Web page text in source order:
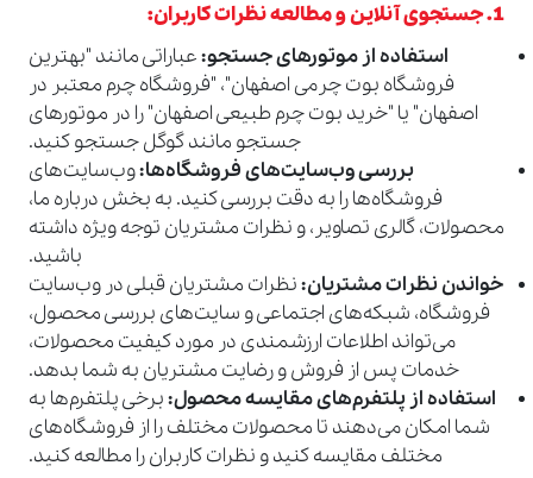
1. جستجوی آنلاین و مطالعه نظرات کاربران:
استفاده از موتورهای جستجو:عباراتی مانند "بهترین
فروشگاه بوت چرمی اصفهان"، "فروشگاه چرم معتبر در
اصفهان" یا "خرید بوت چرم طبیعی اصفهان" را در موتورهای
جستجو مانند گوگل جستجو کنید.
بررسی وب‌سایت‌های فروشگاه‌ها:وب‌سایت‌های
فروشگاه‌ها را به دقت بررسی کنید. به بخش درباره ما،
محصولات، گالری تصاویر، و نظرات مشتریان توجه ویژه داشته
باشید.
خواندن نظرات مشتریان:نظرات مشتریان قبلی در وب‌سایت
فروشگاه، شبکه‌های اجتماعی و سایت‌های بررسی محصول،
می‌تواند اطلاعات ارزشمندی در مورد کیفیت محصولات،
خدمات پس از فروش و رضایت مشتریان به شما بدهد.
استفاده از پلتفرم‌های مقایسه محصول:برخی پلتفرم‌ها به
شما امکان می‌دهند تا محصولات مختلف را از فروشگاه‌های
مختلف مقایسه کنید و نظرات کاربران را مطالعه کنید.